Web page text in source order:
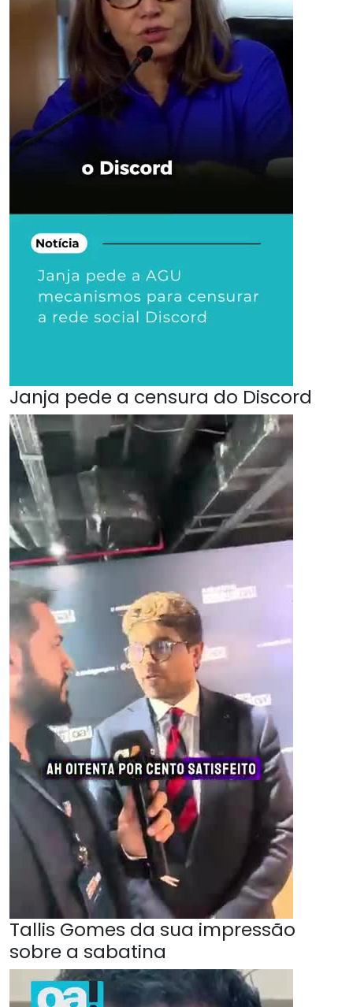
Janja pede a censura do Discord
Tallis Gomes da sua impressão
sobre a sabatina